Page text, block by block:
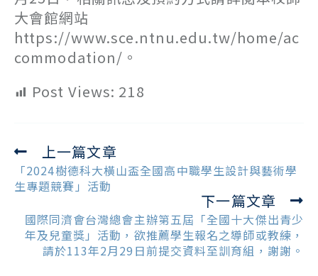
大會館網站
https://www.sce.ntnu.edu.tw/home/ac
commodation/。
Post Views: 218
Read
more
articles
上一篇文章
「2024樹德科大橫山盃全國高中職學生設計與藝術學
生專題競賽」活動
下一篇文章
國際同濟會台灣總會主辦第五屆「全國十大傑出青少
年及兒童獎」活動，欲推薦學生報名之導師或教練，
請於113年2月29日前提交資料至訓育組，謝謝。